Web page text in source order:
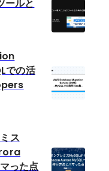
ールと
での活
ス
った点